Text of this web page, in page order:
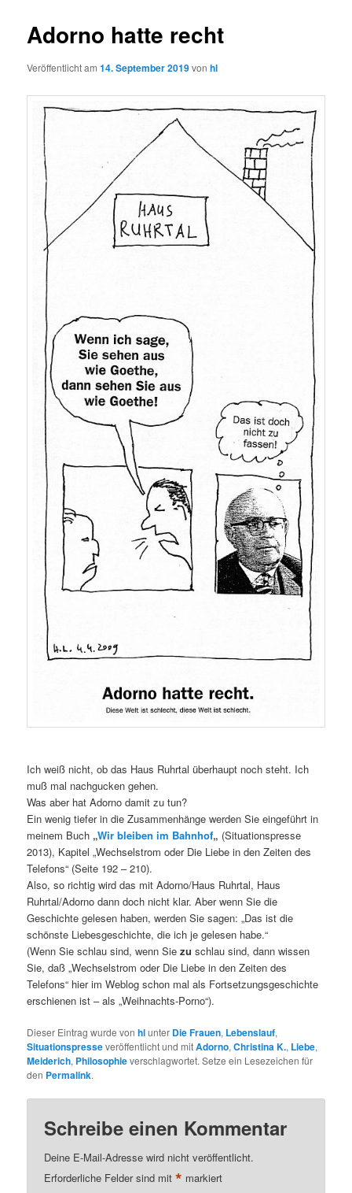
Adorno hatte recht
Veröffentlicht am14. September 2019vonhl
Ich weiß nicht, ob das Haus Ruhrtal überhaupt noch steht. Ich
muß mal nachgucken gehen.
Was aber hat Adorno damit zu tun?
Ein wenig tiefer in die Zusammenhänge werden Sie eingeführt in
meinem Buch „Wir bleiben im Bahnhof„ (Situationspresse
2013), Kapitel „Wechselstrom oder Die Liebe in den Zeiten des
Telefons“ (Seite 192 – 210).
Also, so richtig wird das mit Adorno/Haus Ruhrtal, Haus
Ruhrtal/Adorno dann doch nicht klar. Aber wenn Sie die
Geschichte gelesen haben, werden Sie sagen: „Das ist die
schönste Liebesgeschichte, die ich je gelesen habe.“
(Wenn Sie schlau sind, wenn Siezu schlau sind, dann wissen
Sie, daß „Wechselstrom oder Die Liebe in den Zeiten des
Telefons“ hier im Weblog schon mal als Fortsetzungsgeschichte
erschienen ist – als „Weihnachts-Porno“).
Dieser Eintrag wurde vonhlunter Die Frauen, Lebenslauf,
Situationspresseveröffentlicht und mitAdorno,Christina K., Liebe,
Meiderich, Philosophieverschlagwortet. Setze ein Lesezeichen für
den Permalink.
Schreibe einen Kommentar
Deine E-Mail-Adresse wird nicht veröffentlicht.
Erforderliche Felder sind mit* markiert